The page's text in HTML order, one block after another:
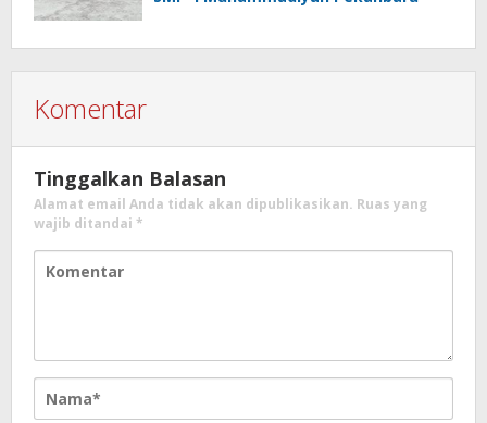
Komentar
Tinggalkan Balasan
Alamat email Anda tidak akan dipublikasikan. Ruas yang
wajib ditandai *